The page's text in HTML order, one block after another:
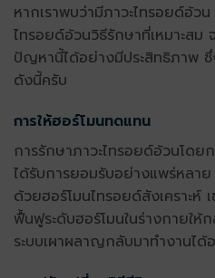
หากเราพบว่ามีภาวะไทรอยด์อ้วน
ไทรอยด์อ้วนวิธีรักษาที่เหมาะสม
ปัญหานี้ได้อย่างมีประสิทธิภาพ
ดังนี้ครับ
การให้ฮอร์โมนทดแทน
การรักษาภาวะไทรอยด์อ้วนโดย
ได้รับการยอมรับอย่างแพร่หลา
ด้วยฮอร์โมนไทรอยด์สังเคราะห์
ฟื้นฟูระดับฮอร์โมนในร่างกายให้
ระบบเผาผลาญกลับมาทำงานได้